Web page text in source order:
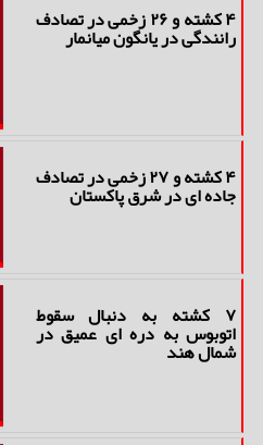
۴ کشته و ۲۶ زخمی در تصادف
رانندگی در یانگون میانمار
۴ کشته و ۲۷ زخمی در تصادف
جاده ای در شرق پاکستان
۷ کشته به دنبال سقوط
اتوبوس به دره ای عمیق در
شمال هند